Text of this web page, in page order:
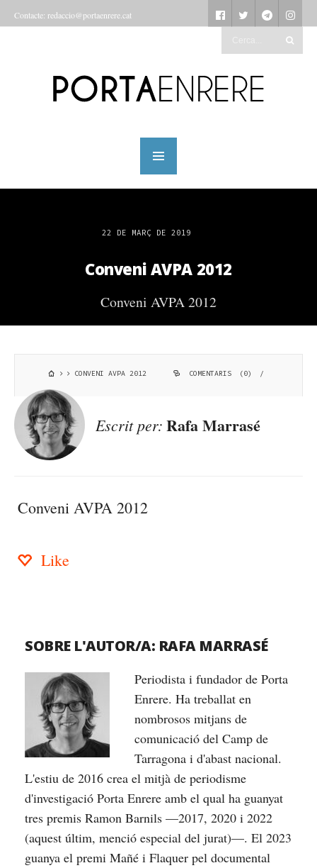
Contacte: redaccio@portaenrere.cat
22 DE MARÇ DE 2019
Conveni AVPA 2012
Conveni AVPA 2012
CONVENI AVPA 2012 COMENTARIS (0) /
Escrit per: Rafa Marrasé
Conveni AVPA 2012
Like
SOBRE L'AUTOR/A: RAFA MARRASÉ
Periodista i fundador de Porta
Enrere. Ha treballat en
nombrosos mitjans de
comunicació del Camp de
Tarragona i d'abast nacional.
L'estiu de 2016 crea el mitjà de periodisme
d'investigació Porta Enrere amb el qual ha guanyat
tres premis Ramon Barnils —2017, 2020 i 2022
(aquest últim, menció especial del jurat)—. El 2023
guanya el premi Mañé i Flaquer pel documental